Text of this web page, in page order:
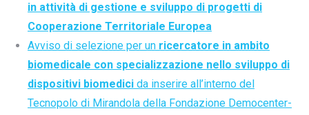
in attività di gestione e sviluppo di progetti di
Cooperazione Territoriale Europea
Avviso di selezione per un ricercatore in ambito
biomedicale con specializzazione nello sviluppo di
dispositivi biomedici da inserire all’interno del
Tecnopolo di Mirandola della Fondazione Democenter-